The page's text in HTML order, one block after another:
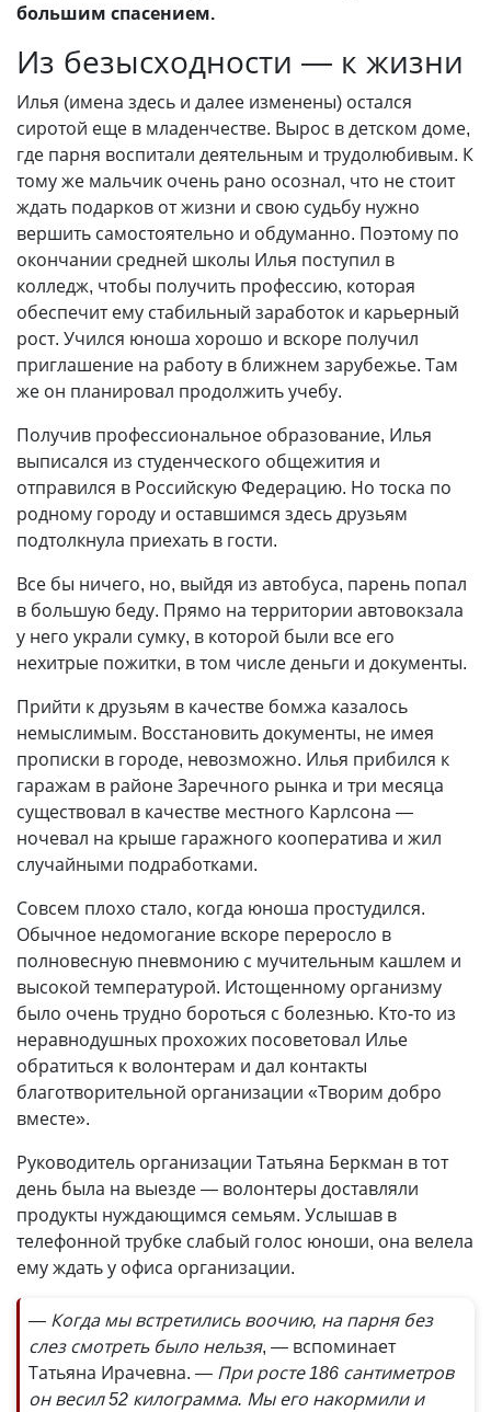
большим спасением.
Из безысходности — к жизни
Илья (имена здесь и далее изменены) остался
сиротой еще в младенчестве. Вырос в детском доме,
где парня воспитали деятельным и трудолюбивым. К
тому же мальчик очень рано осознал, что не стоит
ждать подарков от жизни и свою судьбу нужно
вершить самостоятельно и обдуманно. Поэтому по
окончании средней школы Илья поступил в
колледж, чтобы получить профессию, которая
обеспечит ему стабильный заработок и карьерный
рост. Учился юноша хорошо и вскоре получил
приглашение на работу в ближнем зарубежье. Там
же он планировал продолжить учебу.
Получив профессиональное образование, Илья
выписался из студенческого общежития и
отправился в Российскую Федерацию. Но тоска по
родному городу и оставшимся здесь друзьям
подтолкнула приехать в гости.
Все бы ничего, но, выйдя из автобуса, парень попал
в большую беду. Прямо на территории автовокзала
у него украли сумку, в которой были все его
нехитрые пожитки, в том числе деньги и документы.
Прийти к друзьям в качестве бомжа казалось
немыслимым. Восстановить документы, не имея
пропис­ки в городе, невозможно. Илья прибился к
гаражам в районе Заречного рынка и три месяца
существовал в качестве местного Карлсона —
ночевал на крыше гаражного кооператива и жил
случайными подработками.
Совсем плохо стало, когда юноша простудился.
Обычное недомогание вскоре переросло в
полновесную пневмонию с мучительным кашлем и
высокой температурой. Истощенному организму
было очень трудно бороться с болезнью. Кто-то из
неравнодушных прохожих посоветовал Илье
обратиться к волонтерам и дал контакты
благотворительной организации «Творим добро
вместе».
Руководитель организации Татьяна Беркман в тот
день была на выезде — волонтеры доставляли
продукты нуждающимся семьям. Услышав в
телефонной трубке слабый голос юноши, она велела
ему ждать у офиса организации.
— Когда мы встретились воочию, на парня без
слез смотреть было нельзя, — вспоминает
Татьяна Ирачевна. — При росте 186 сантиметров
он весил 52 килограмма. Мы его накормили и